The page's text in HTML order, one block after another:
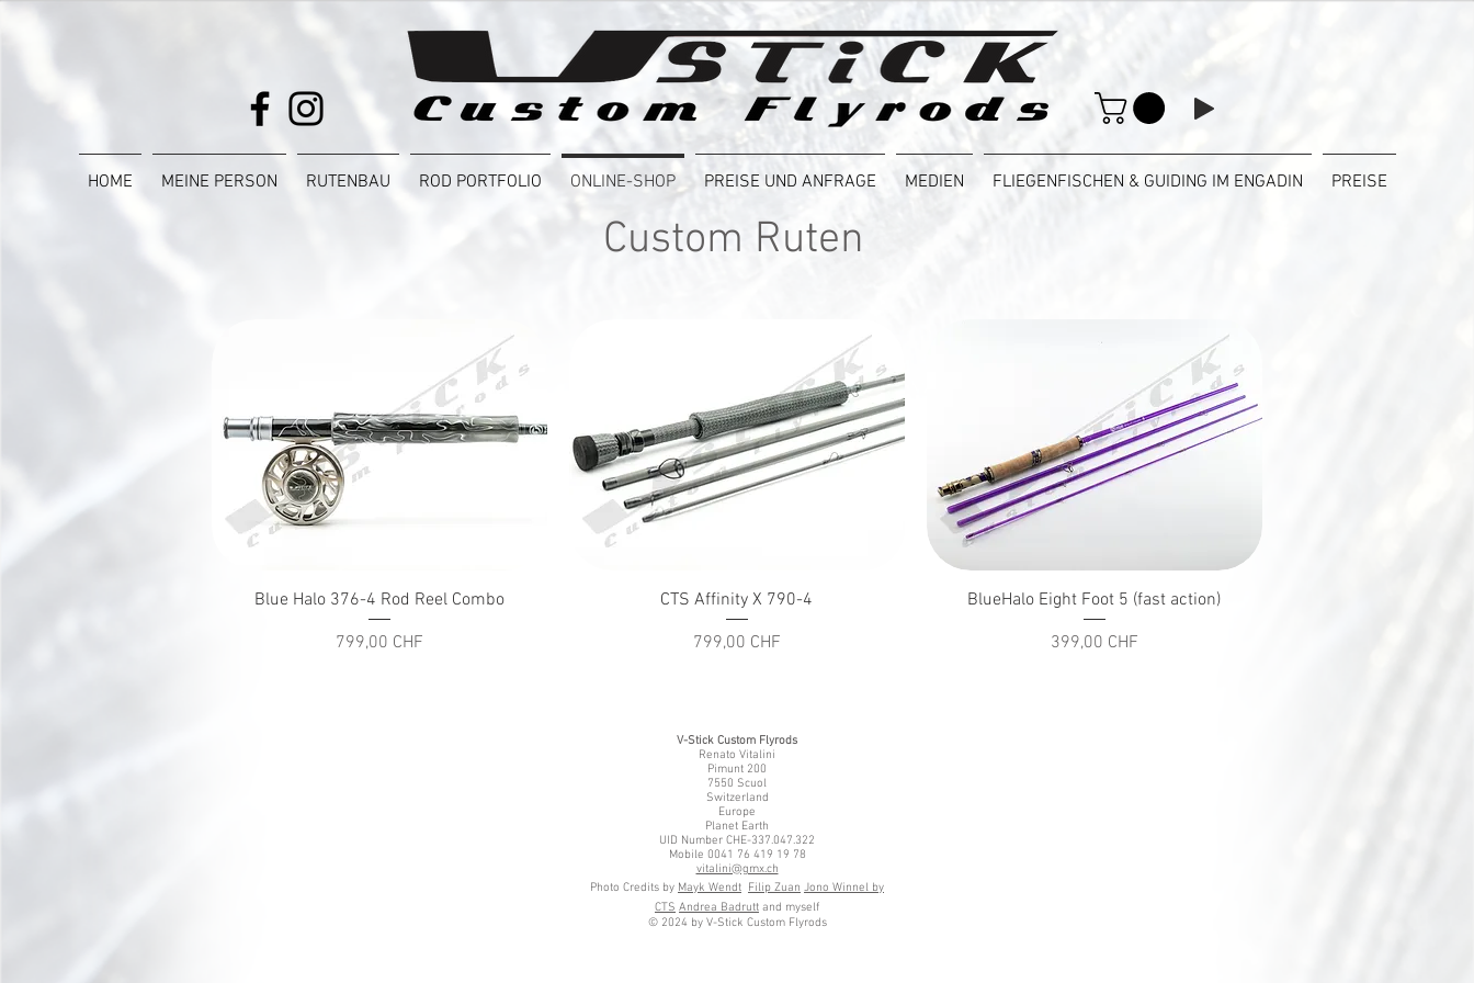
HOME MEINE PERSON RUTENBAU ROD PORTFOLIO ONLINE-SHOP PREISE UND ANFRAGE MEDIEN FLIEGENFISCHEN & GUIDING IM ENGADIN PREISE
Custom Ruten
Schnellansicht
Blue Halo 376-4 Rod Reel Combo
Preis
799,00 CHF
Schnellansicht
CTS Affinity X 790-4
Preis
799,00 CHF
Schnellansicht
BlueHalo Eight Foot 5 (fast action)
Preis
399,00 CHF
V-Stick Custom Flyrods
Renato Vitalini
Pimunt 200
7550 Scuol
Switzerland
Europe
Planet Earth
UID Number CHE-337.047.322
Mobile 0041 76 419 19 78
vitalini@gmx.ch
Photo Credits by Mayk Wendt Filip Zuan Jono Winnel by
CTS Andrea Badrutt and myself
© 2024 by V-Stick Custom Flyrods